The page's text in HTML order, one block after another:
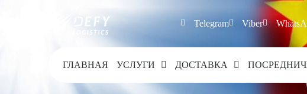
Telegram Viber
ГЛАВНАЯ УСЛУГИ ДОСТАВКА